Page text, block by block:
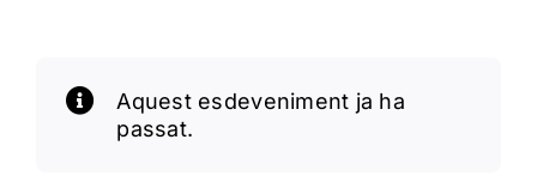
Aquest esdeveniment ja ha
passat.